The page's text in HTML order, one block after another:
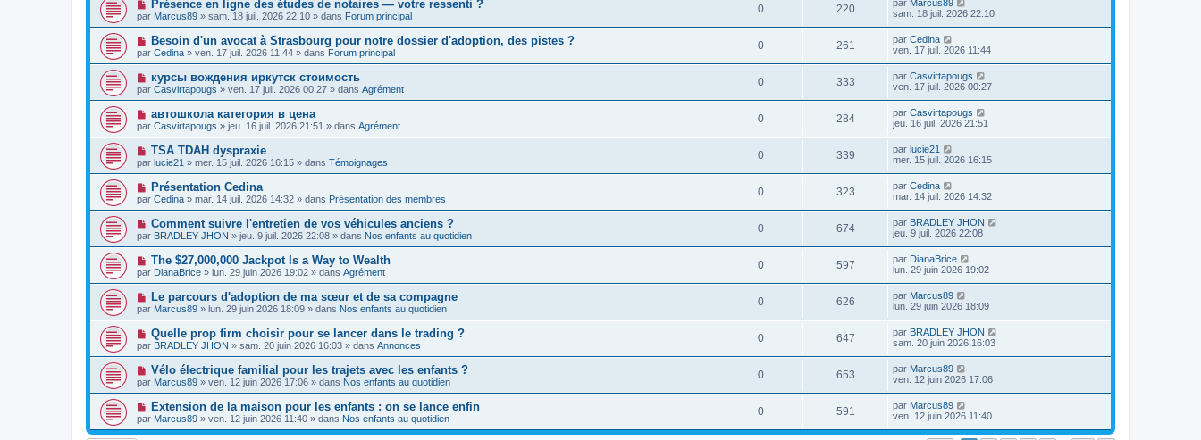
a
g
e
m
e
s
s
a
g
e
e
a
u
m
e
s
a
g
e
o
u
v
e
a
u
m
e
s
a
g
e
Présence en ligne des études de notaires — votre ressenti ?
par Marcus89 » sam. 18 juil. 2026 22:10 » dans Forum principal
0 220 par Marcus89
sam. 18 juil. 2026 22:10
N
o
u
e
a
u
m
e
s
s
g
e
Besoin d'un avocat à Strasbourg pour notre dossier d'adoption, des pistes ?
par Cedina » ven. 17 juil. 2026 11:44 » dans Forum principal
0 261 par Cedina
ven. 17 juil. 2026 11:44
N
o
u
e
a
u
m
e
s
s
a
g
e
курсы вождения иркутск стоимость
par Casvirtapougs » ven. 17 juil. 2026 00:27 » dans Agrément
0 333 par Casvirtapougs
ven. 17 juil. 2026 00:27
N
o
u
v
a
u
m
e
s
s
a
g
e
автошкола категория в цена
par Casvirtapougs » jeu. 16 juil. 2026 21:51 » dans Agrément
0 284 par Casvirtapougs
jeu. 16 juil. 2026 21:51
N
o
u
v
e
a
u
m
e
s
s
g
e
TSA TDAH dyspraxie
par lucie21 » mer. 15 juil. 2026 16:15 » dans Témoignages
0 339 par lucie21
mer. 15 juil. 2026 16:15
N
o
u
e
a
u
m
e
s
s
a
g
e
Présentation Cedina
par Cedina » mar. 14 juil. 2026 14:32 » dans Présentation des membres
0 323 par Cedina
mar. 14 juil. 2026 14:32
N
o
u
v
a
u
e
s
s
a
g
e
Comment suivre l'entretien de vos véhicules anciens ?
par BRADLEY JHON » jeu. 9 juil. 2026 22:08 » dans Nos enfants au quotidien
0 674 par BRADLEY JHON
jeu. 9 juil. 2026 22:08
N
o
u
v
e
a
u
m
e
s
s
g
e
The $27,000,000 Jackpot Is a Way to Wealth
par DianaBrice » lun. 29 juin 2026 19:02 » dans Agrément
0 597 par DianaBrice
lun. 29 juin 2026 19:02
N
o
u
e
a
u
m
e
s
s
a
g
e
Le parcours d'adoption de ma sœur et de sa compagne
par Marcus89 » lun. 29 juin 2026 18:09 » dans Nos enfants au quotidien
0 626 par Marcus89
lun. 29 juin 2026 18:09
N
o
u
v
a
u
m
e
s
Quelle prop firm choisir pour se lancer dans le trading ?
par BRADLEY JHON » sam. 20 juin 2026 16:03 » dans Annonces
0 647 par BRADLEY JHON
sam. 20 juin 2026 16:03
N
o
u
v
e
a
u
Vélo électrique familial pour les trajets avec les enfants ?
par Marcus89 » ven. 12 juin 2026 17:06 » dans Nos enfants au quotidien
0 653 par Marcus89
ven. 12 juin 2026 17:06
N
o
u
v
Extension de la maison pour les enfants : on se lance enfin
par Marcus89 » ven. 12 juin 2026 11:40 » dans Nos enfants au quotidien
0 591 par Marcus89
ven. 12 juin 2026 11:40